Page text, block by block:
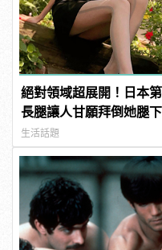
絕對領域超展開！日本
長腿讓人甘願拜倒她腿
生活話題